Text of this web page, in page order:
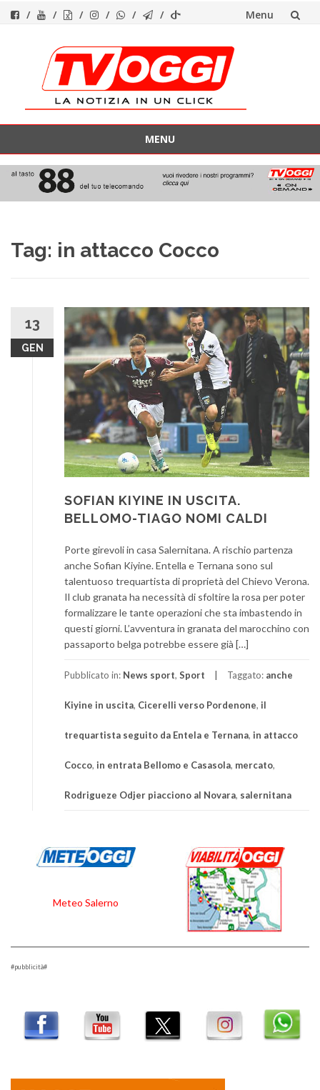
Menu
contenuto
MENU
contenuto
Tag: in attacco Cocco
13
GEN
SOFIAN KIYINE IN USCITA.
BELLOMO-TIAGO NOMI CALDI
Porte girevoli in casa Salernitana. A rischio partenza
anche Sofian Kiyine. Entella e Ternana sono sul
talentuoso trequartista di proprietà del Chievo Verona.
Il club granata ha necessità di sfoltire la rosa per poter
formalizzare le tante operazioni che sta imbastendo in
questi giorni. L’avventura in granata del marocchino con
passaporto belga potrebbe essere già […]
Pubblicato in: News sport, Sport Taggato: anche
Kiyine in uscita, Cicerelli verso Pordenone, il
trequartista seguito da Entela e Ternana, in attacco
Cocco, in entrata Bellomo e Casasola, mercato,
Rodrigueze Odjer piacciono al Novara, salernitana
Meteo Salerno
#pubblicità#